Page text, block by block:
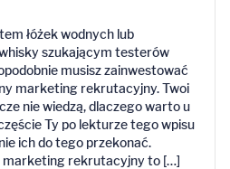
łóżek wodnych lub
szukającym testerów
musisz zainwestować
marketing rekrutacyjny. Twoi
nie wiedzą, dlaczego warto u
Ty po lekturze tego wpisu
ich do tego przekonać.
marketing rekrutacyjny to […]